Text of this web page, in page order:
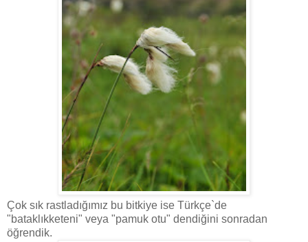
Çok sık rastladığımız bu bitkiye ise Türkçe`de
"bataklıkketeni" veya "pamuk otu" dendiğini sonradan
öğrendik.